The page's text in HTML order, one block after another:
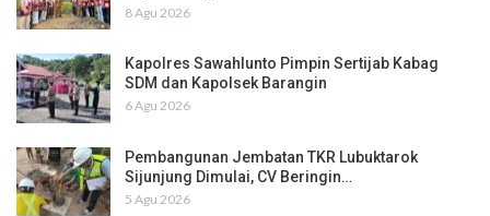
8 Agu 2026
Kapolres Sawahlunto Pimpin Sertijab Kabag
SDM dan Kapolsek Barangin
6 Agu 2026
Pembangunan Jembatan TKR Lubuktarok
Sijunjung Dimulai, CV Beringin…
5 Agu 2026